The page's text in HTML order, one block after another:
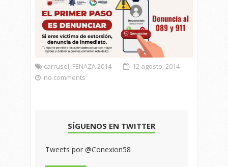
carrusel, FENAZA 2014
12 agosto, 2014
no comments
SÍGUENOS EN TWITTER
Tweets por @Conexion58